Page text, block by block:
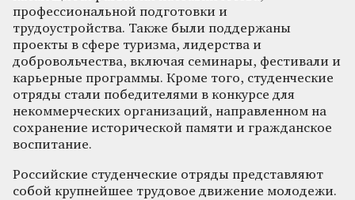
профессиональной подготовки и
трудоустройства. Также были поддержаны
проекты в сфере туризма, лидерства и
добровольчества, включая семинары, фестивали и
карьерные программы. Кроме того, студенческие
отряды стали победителями в конкурсе для
некоммерческих организаций, направленном на
сохранение исторической памяти и гражданское
воспитание.
Российские студенческие отряды представляют
собой крупнейшее трудовое движение молодежи.